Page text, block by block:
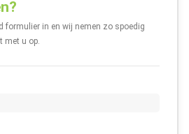
formulier in en wij nemen zo spoedig
met u op.